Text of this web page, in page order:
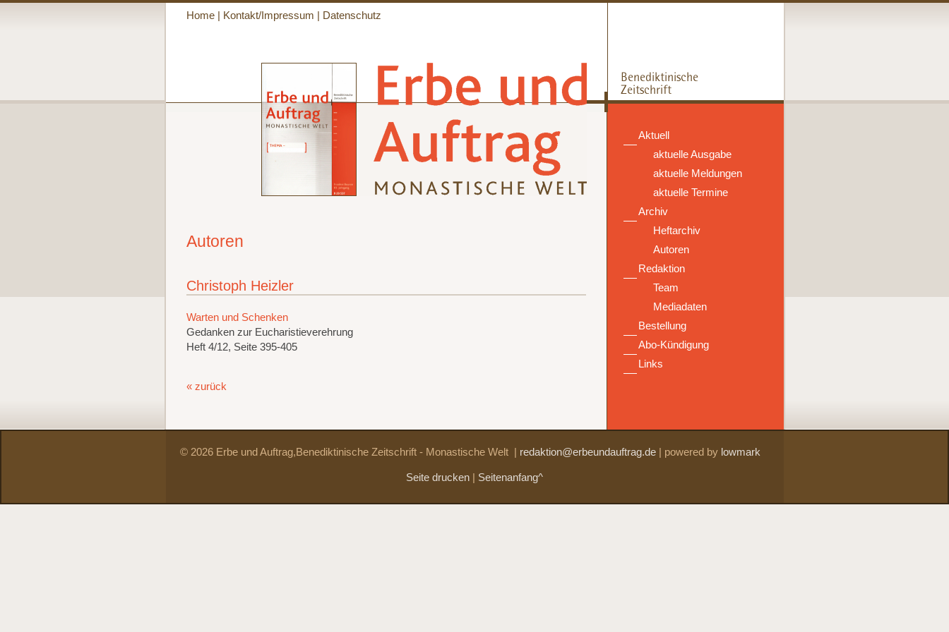
Home| Kontakt/Impressum Datenschutz
Aktuell
aktuelle Ausgabe
aktuelle Meldungen
aktuelle Termine
Archiv
Heftarchiv
Autoren
Redaktion
Team
Mediadaten
Bestellung
Abo-Kündigung
Links
Autoren
Christoph Heizler
Warten und Schenken
Gedanken zur Eucharistieverehrung
Heft 4/12, Seite 395-405
« zurück
© 2026 Erbe und Auftrag,Benediktinische Zeitschrift - Monastische Welt redaktion@erbeundauftrag.de| powered by lowmark
Seite drucken Seitenanfang^